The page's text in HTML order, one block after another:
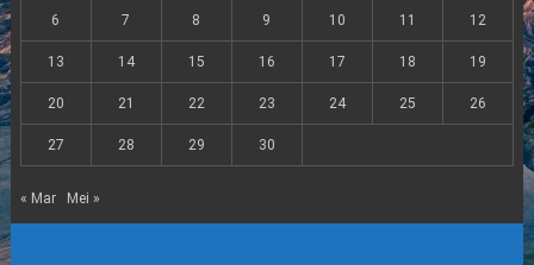
6 7 8 9 10 11 12
13 14 15 16 17 18 19
20 21 22 23 24 25 26
27 28 29 30
« Mar Mei »